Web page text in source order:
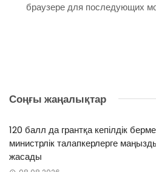
браузере для последующих
Соңғы жаңалықтар
120 балл да грантқа кепілдік
министрлік талапкерлерге
жасады